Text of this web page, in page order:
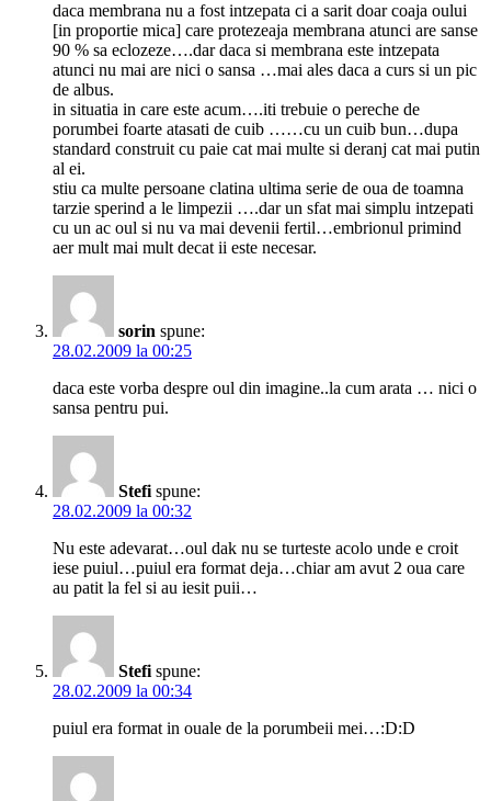
daca membrana nu a fost intzepata ci a sarit doar coaja oului
[in proportie mica] care protezeaja membrana atunci are sanse
90 % sa eclozeze….dar daca si membrana este intzepata
atunci nu mai are nici o sansa …mai ales daca a curs si un pic
de albus.
in situatia in care este acum….iti trebuie o pereche de
porumbei foarte atasati de cuib ……cu un cuib bun…dupa
standard construit cu paie cat mai multe si deranj cat mai putin
al ei.
stiu ca multe persoane clatina ultima serie de oua de toamna
tarzie sperind a le limpezii ….dar un sfat mai simplu intzepati
cu un ac oul si nu va mai devenii fertil…embrionul primind
aer mult mai mult decat ii este necesar.
sorin spune:
28.02.2009 la 00:25
daca este vorba despre oul din imagine..la cum arata … nici o
sansa pentru pui.
Stefi spune:
28.02.2009 la 00:32
Nu este adevarat…oul dak nu se turteste acolo unde e croit
iese puiul…puiul era format deja…chiar am avut 2 oua care
au patit la fel si au iesit puii…
Stefi spune:
28.02.2009 la 00:34
puiul era format in ouale de la porumbeii mei…:D:D